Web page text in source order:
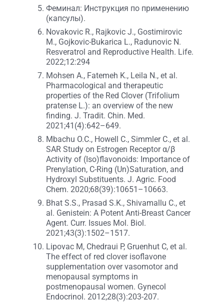
Феминал: Инструкция по применению
(капсулы).
Novakovic R., Rajkovic J., Gostimirovic
M., Gojkovic-Bukarica L., Radunovic N.
Resveratrol and Reproductive Health. Life.
2022;12:294
Mohsen A., Fatemeh K., Leila N., et al.
Pharmacological and therapeutic
properties of the Red Clover (Trifolium
pratense L.): an overview of the new
finding. J. Tradit. Chin. Med.
2021;41(4):642–649.
Mbachu O.C., Howell C., Simmler C., et al.
SAR Study on Estrogen Receptor α/β
Activity of (Iso)flavonoids: Importance of
Prenylation, C-Ring (Un)Saturation, and
Hydroxyl Substituents. J. Agric. Food
Chem. 2020;68(39):10651–10663.
Bhat S.S., Prasad S.K., Shivamallu C., et
al. Genistein: A Potent Anti-Breast Cancer
Agent. Curr. Issues Mol. Biol.
2021;43(3):1502–1517.
Lipovac M, Chedraui P, Gruenhut C, et al.
The effect of red clover isoflavone
supplementation over vasomotor and
menopausal symptoms in
postmenopausal women. Gynecol
Endocrinol. 2012;28(3):203-207.